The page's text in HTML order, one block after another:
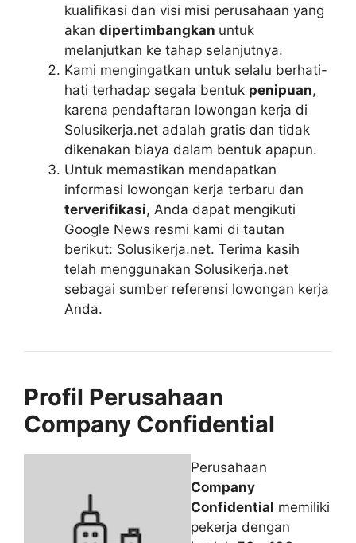
kualifikasi dan visi misi perusahaan yang
akan dipertimbangkan untuk
melanjutkan ke tahap selanjutnya.
Kami mengingatkan untuk selalu berhati-
hati terhadap segala bentuk penipuan,
karena pendaftaran lowongan kerja di
Solusikerja.net adalah gratis dan tidak
dikenakan biaya dalam bentuk apapun.
Untuk memastikan mendapatkan
informasi lowongan kerja terbaru dan
terverifikasi, Anda dapat mengikuti
Google News resmi kami di tautan
berikut: Solusikerja.net. Terima kasih
telah menggunakan Solusikerja.net
sebagai sumber referensi lowongan kerja
Anda.
Profil Perusahaan
Company Confidential
Perusahaan
Company
Confidential memiliki
pekerja dengan